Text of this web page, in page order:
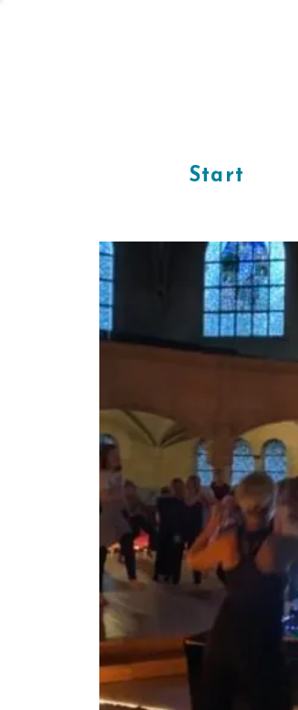
Start